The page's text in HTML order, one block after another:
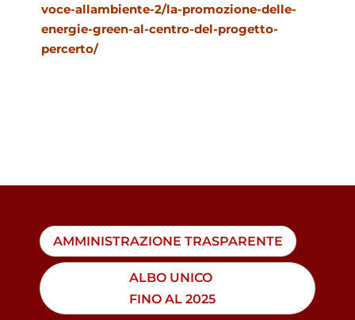
voce-allambiente-2/la-promozione-delle-
energie-green-al-centro-del-progetto-
percerto/
AMMINISTRAZIONE TRASPARENTE
ALBO UNICO
FINO AL 2025